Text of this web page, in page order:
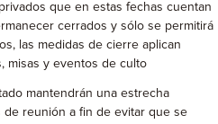
que en estas fechas cuentan
cerrados y sólo se permitirá
las medidas de cierre aplican
misas y eventos de culto
mantendrán una estrecha
reunión a fin de evitar que se